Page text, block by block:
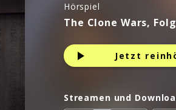
Hörspiel
The Clone Wars,
Jetzt
Streamen und